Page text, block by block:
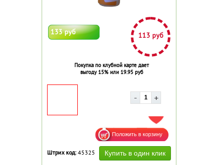
133 руб 113 руб
Покупка по клубной карте дает
выгоду 15% или 19.95 руб
ДОБАВИТЬ В ИЗБРАННОЕ
Штрих код: 45325